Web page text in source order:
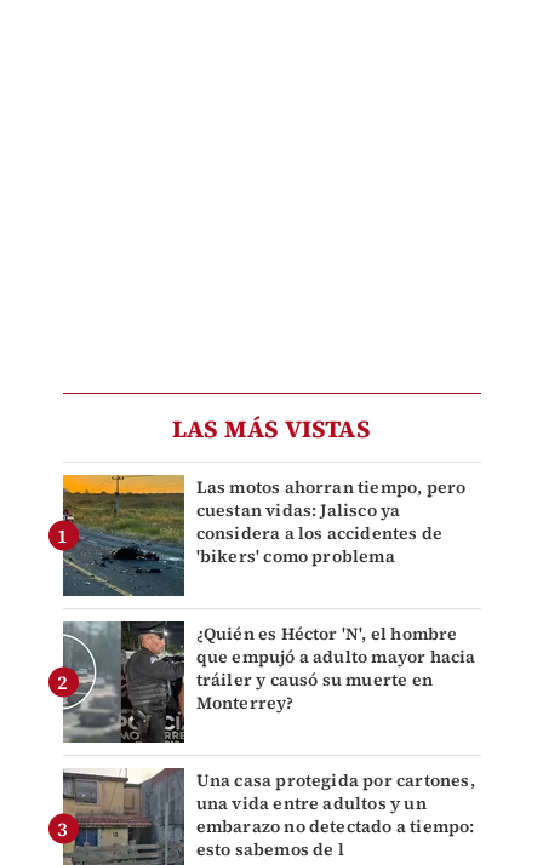
LAS MÁS VISTAS
Las motos ahorran tiempo, pero
cuestan vidas: Jalisco ya
considera a los accidentes de
'bikers' como problema
¿Quién es Héctor 'N', el hombre
que empujó a adulto mayor hacia
tráiler y causó su muerte en
Monterrey?
Una casa protegida por cartones,
una vida entre adultos y un
embarazo no detectado a tiempo:
esto sabemos de l